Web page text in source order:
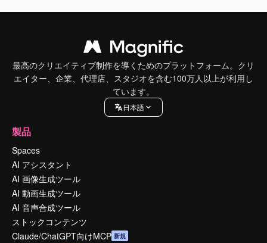
最高のクリエイティブ制作を導くためのプラットフォーム。クリ
エイター、企業、代理店、スタジオを含む100万人以上が利用し
ています。
日本語
製品
Spaces
AI アシスタント
AI 画像生成ツール
AI 動画生成ツール
AI 音声合成ツール
ストックコンテンツ
Claude/ChatGPT向けMCP 新規